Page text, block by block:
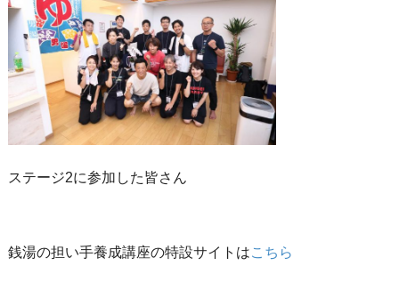
ステージ2に参加した皆さん
銭湯の担い手養成講座の特設サイトはこちら